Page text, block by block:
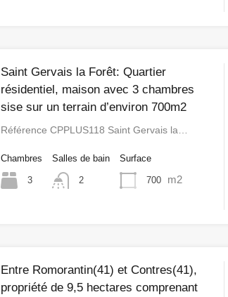
Saint Gervais la Forêt: Quartier
résidentiel, maison avec 3 chambres
sise sur un terrain d’environ 700m2
Référence CPPLUS118 Saint Gervais la…
Chambres
3
Salles de bain
2
Surface
700 m2
Entre Romorantin(41) et Contres(41),
propriété de 9,5 hectares comprenant